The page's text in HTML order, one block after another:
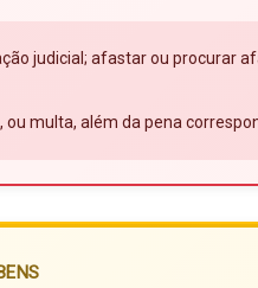
judicial; afastar ou procurar
multa, além da pena